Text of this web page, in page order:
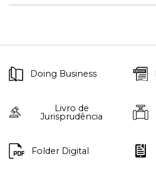
Doing Business
Livro de
Jurisprudência
Folder Digital